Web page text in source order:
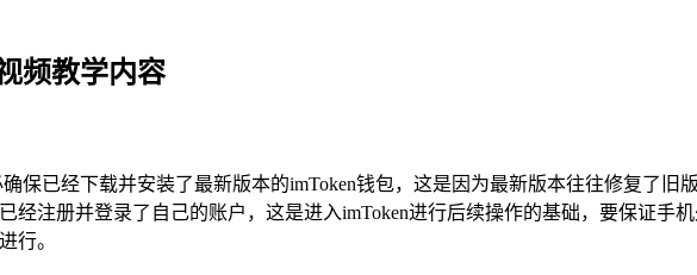
频教学内容
保已经下载并安装了最新版本的imToken钱包，这是因为最新版本往往修复了
经注册并登录了自己的账户，这是进入imToken进行后续操作的基础，要保证手
行。